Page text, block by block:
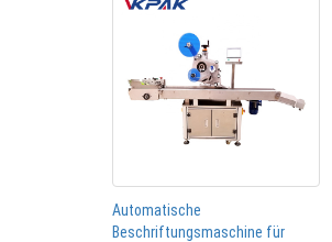
Automatische
Beschriftungsmaschine für